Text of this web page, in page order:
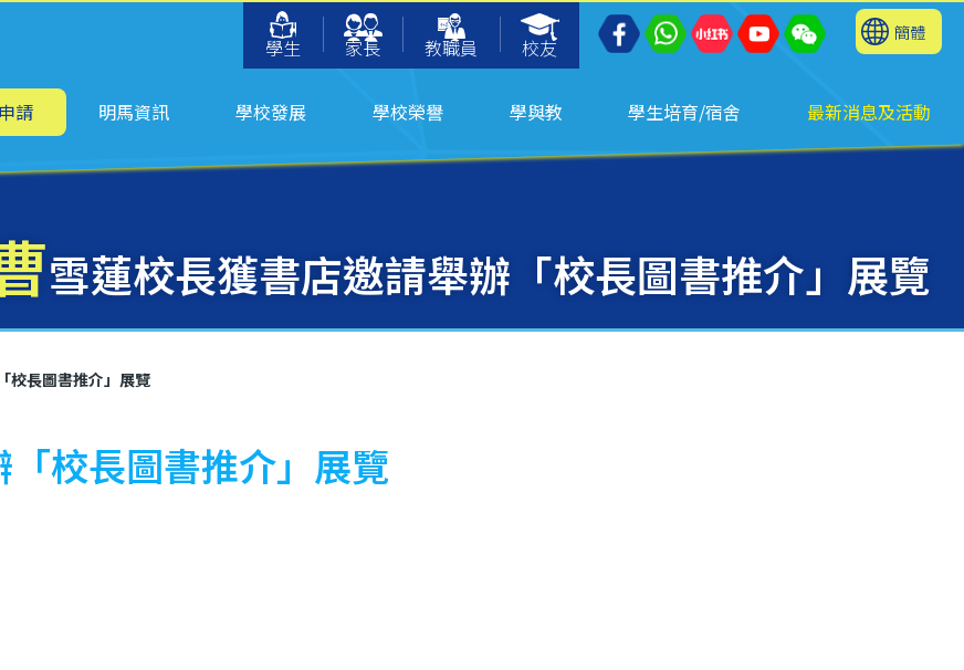
學生
家長 教職員 校友
簡體
請 明馬資訊 學校發展 學校榮譽 學與教 學生培育/宿舍 最新消息及活動
雪蓮校長獲書店邀請舉辦「校長圖書推介」展覽
校長圖書推介」展覽
校長圖書推介」展覽